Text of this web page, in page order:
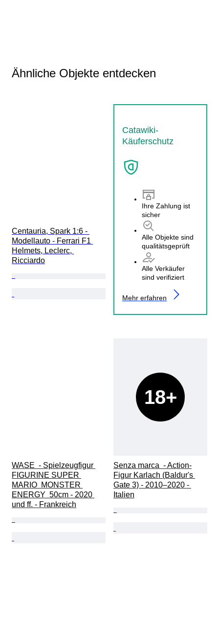
Ähnliche Objekte entdecken
Catawiki-
Käuferschutz
Ihre Zahlung ist
sicher
Alle Objekte sind
qualitätsgeprüft
Alle Verkäufer
sind verifiziert
Mehr erfahren
Centauria, Spark 1:6 -
Modellauto - Ferrari F1
Helmets, Leclerc,
Ricciardo
WASE  - Spielzeugfigur
FIGURINE SUPER
MARIO  MONSTER
ENERGY  50cm - 2020
und ff. - Frankreich
18+
Senza marca  - Action-
Figur Karlach (Baldur's
Gate 3) - 2010–2020 -
Italien